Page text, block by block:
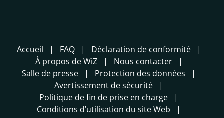
Accueil FAQ
Déclaration de conformité
À propos de WiZ
Nous contacter
Salle de presse
Protection des données
Avertissement de sécurité
Politique de fin de prise en charge
Conditions d’utilisation du site Web